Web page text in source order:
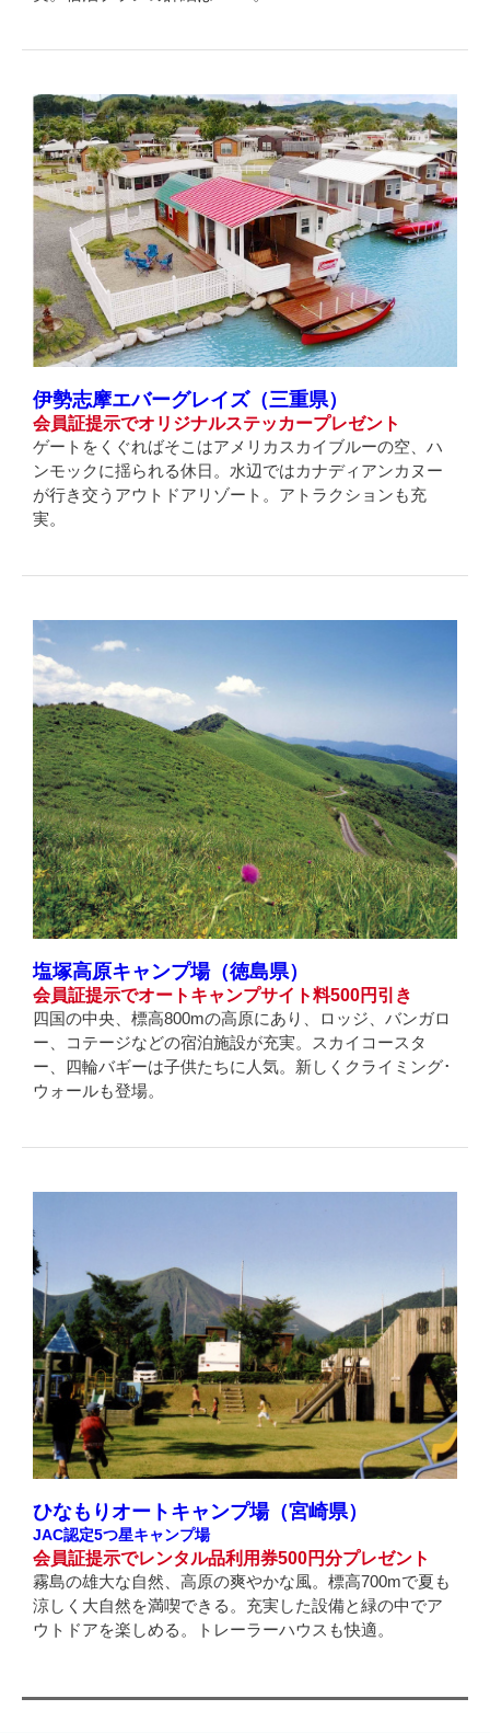
伊勢志摩エバーグレイズ（三重県）
会員証提示でオリジナルステッカープレゼント
ゲートをくぐればそこはアメリカスカイブルーの空、ハ
ンモックに揺られる休日。水辺ではカナディアンカヌー
が行き交うアウトドアリゾート。アトラクションも充
実。
塩塚高原キャンプ場（徳島県）
会員証提示でオートキャンプサイト料500円引き
四国の中央、標高800mの高原にあり、ロッジ、バンガロ
ー、コテージなどの宿泊施設が充実。スカイコースタ
ー、四輪バギーは子供たちに人気。新しくクライミング･
ウォールも登場。
ひなもりオートキャンプ場（宮崎県）
JAC認定5つ星キャンプ場
会員証提示でレンタル品利用券500円分プレゼント
霧島の雄大な自然、高原の爽やかな風。標高700mで夏も
涼しく大自然を満喫できる。充実した設備と緑の中でア
ウトドアを楽しめる。トレーラーハウスも快適。